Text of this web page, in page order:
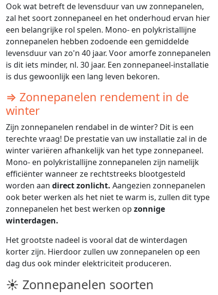
Ook wat betreft de levensduur van uw zonnepanelen,
zal het soort zonnepaneel en het onderhoud ervan hier
een belangrijke rol spelen. Mono- en polykristallijne
zonnepanelen hebben zodoende een gemiddelde
levensduur van zo'n 40 jaar. Voor amorfe zonnepanelen
is dit iets minder, nl. 30 jaar. Een zonnepaneel-installatie
is dus gewoonlijk een lang leven bekoren.
⇒ Zonnepanelen rendement in de
winter
Zijn zonnepanelen rendabel in de winter? Dit is een
terechte vraag! De prestatie van uw installatie zal in de
winter variëren afhankelijk van het type zonnepaneel.
Mono- en polykristallijne zonnepanelen zijn namelijk
efficiënter wanneer ze rechtstreeks blootgesteld
worden aan direct zonlicht. Aangezien zonnepanelen
ook beter werken als het niet te warm is, zullen dit type
zonnepanelen het best werken op zonnige
winterdagen.
Het grootste nadeel is vooral dat de winterdagen
korter zijn. Hierdoor zullen uw zonnepanelen op een
dag dus ook minder elektriciteit produceren.
☀ Zonnepanelen soorten